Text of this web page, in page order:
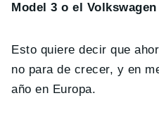
Model 3 o el
Esto quiere decir que
no para de crecer, y en
año en Europa.